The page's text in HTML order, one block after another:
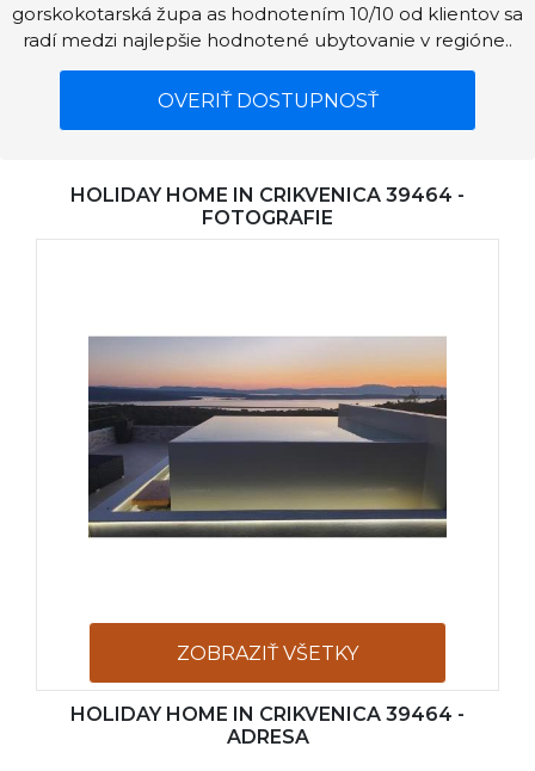
gorskokotarská župa as hodnotením 10/10 od klientov sa
radí medzi najlepšie hodnotené ubytovanie v regióne..
OVERIŤ DOSTUPNOSŤ
HOLIDAY HOME IN CRIKVENICA 39464 -
FOTOGRAFIE
ZOBRAZIŤ VŠETKY
FOTOGRAFIE
HOLIDAY HOME IN CRIKVENICA 39464 -
ADRESA